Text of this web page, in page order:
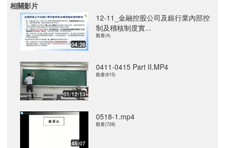
相關影片
04:26
12-11_金融控股公司及銀行業內部控
制及稽核制度實...
觀看(4)
01:12:13
0411-0415 Part II.MP4
觀看(615)
45:07
0518-1.mp4
觀看(728)